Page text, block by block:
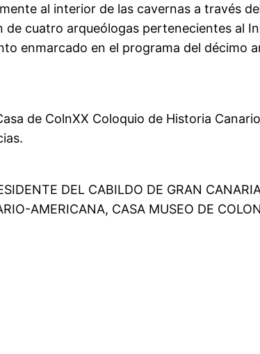
al interior de las cavernas a través
de cuatro arqueólogas pertenecientes al
enmarcado en el programa del décimo
de ColnXX Coloquio de Historia
DEL CABILDO DE GRAN
AMERICANA, CASA MUSEO DE COLON